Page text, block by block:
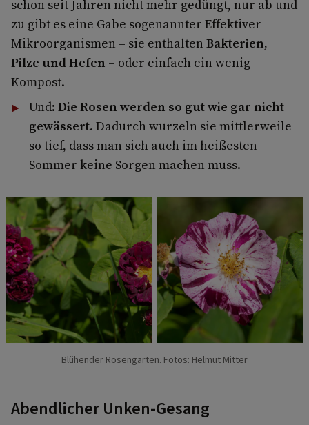
schon seit Jahren nicht mehr gedüngt, nur ab und
zu gibt es eine Gabe sogenannter Effektiver
Mikroorganismen – sie enthalten Bakterien,
Pilze und Hefen – oder einfach ein wenig
Kompost.
Und: Die Rosen werden so gut wie gar nicht
gewässert. Dadurch wurzeln sie mittlerweile
so tief, dass man sich auch im heißesten
Sommer keine Sorgen machen muss.
Blühender Rosengarten. Fotos: Helmut Mitter
Abendlicher Unken-Gesang